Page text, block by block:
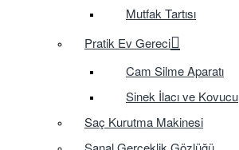
Mutfak Tartısı
Pratik Ev Gereci
Cam Silme Aparatı
Sinek İlacı ve Kovucu
Saç Kurutma Makinesi